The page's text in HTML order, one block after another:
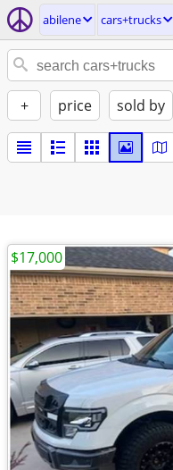
abilene cars+trucks
+ price sold by
$17,000